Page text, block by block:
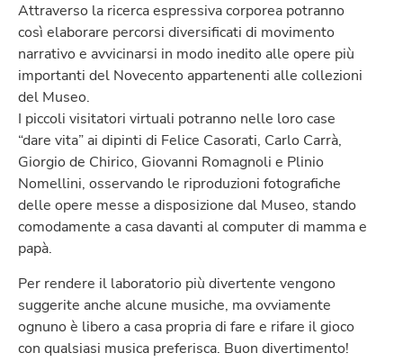
Attraverso la ricerca espressiva corporea potranno
così elaborare percorsi diversificati di movimento
narrativo e avvicinarsi in modo inedito alle opere più
importanti del Novecento appartenenti alle collezioni
del Museo.
I piccoli visitatori virtuali potranno nelle loro case
“dare vita” ai dipinti di Felice Casorati, Carlo Carrà,
Giorgio de Chirico, Giovanni Romagnoli e Plinio
Nomellini, osservando le riproduzioni fotografiche
delle opere messe a disposizione dal Museo, stando
comodamente a casa davanti al computer di mamma e
papà.
Per rendere il laboratorio più divertente vengono
suggerite anche alcune musiche, ma ovviamente
ognuno è libero a casa propria di fare e rifare il gioco
con qualsiasi musica preferisca. Buon divertimento!